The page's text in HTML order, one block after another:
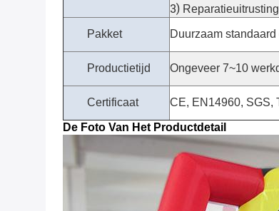
3)
Pakket Duurzaam
Productietijd Ongeveer 7~10
Certificaat CE, EN14960, SGS,
De Foto Van Het Productdetail